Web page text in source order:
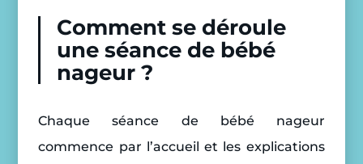
Comment se déroule
une séance de bébé
nageur ?
Chaque séance de bébé nageur
commence par l’accueil et les explications